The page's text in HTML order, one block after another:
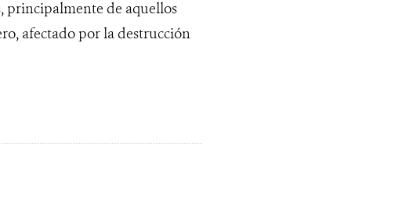
principalmente de aquellos
afectado por la destrucción